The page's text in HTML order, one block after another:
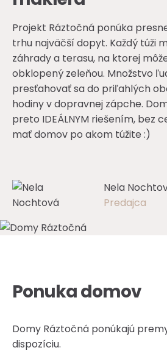
Projekt Ráztočná ponúka
trhu najväčší dopyt. Každý túži
záhrady a terasu, na ktorej
obklopený zeleňou. Množstvo
presťahovať sa do priľahlých
hodiny v dopravnej zápche.
preto IDEÁLNYM riešením, bez
mať domov po akom túžite :)
Nela
Predajca
Ponuka domov
Domy Ráztočná ponúkajú
dispozíciu.